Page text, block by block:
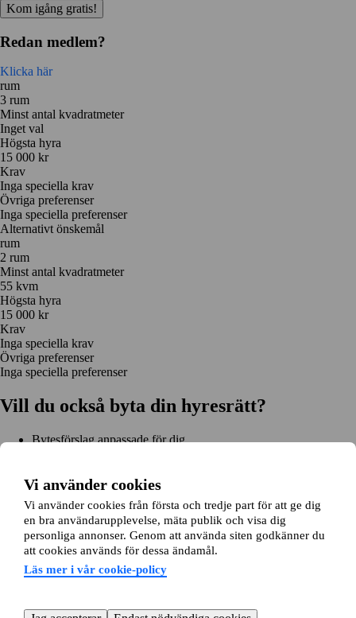
Vi använder cookies
Vi använder cookies från första och tredje part för att ge dig
en bra användarupplevelse, mäta publik och visa dig
personliga annonser. Genom att använda siten godkänner du
att cookies används för dessa ändamål.
Läs mer i vår cookie-policy
Kom igång gratis!
Redan medlem?
Klicka här
rum
3 rum
Minst antal kvadratmeter
Inget val
Högsta hyra
15 000 kr
Krav
Inga speciella krav
Övriga preferenser
Inga speciella preferenser
Alternativt önskemål
rum
2 rum
Minst antal kvadratmeter
55 kvm
Högsta hyra
15 000 kr
Krav
Inga speciella krav
Övriga preferenser
Inga speciella preferenser
Vill du också byta din hyresrätt?
Bytesförslag anpassade för dig
Kom igång
Kom igång gratisSök annonser Logga in
Läs mer
Nyheter och tipsBytesansökan
Om lägenhetsbyte.se
Kundtjänst